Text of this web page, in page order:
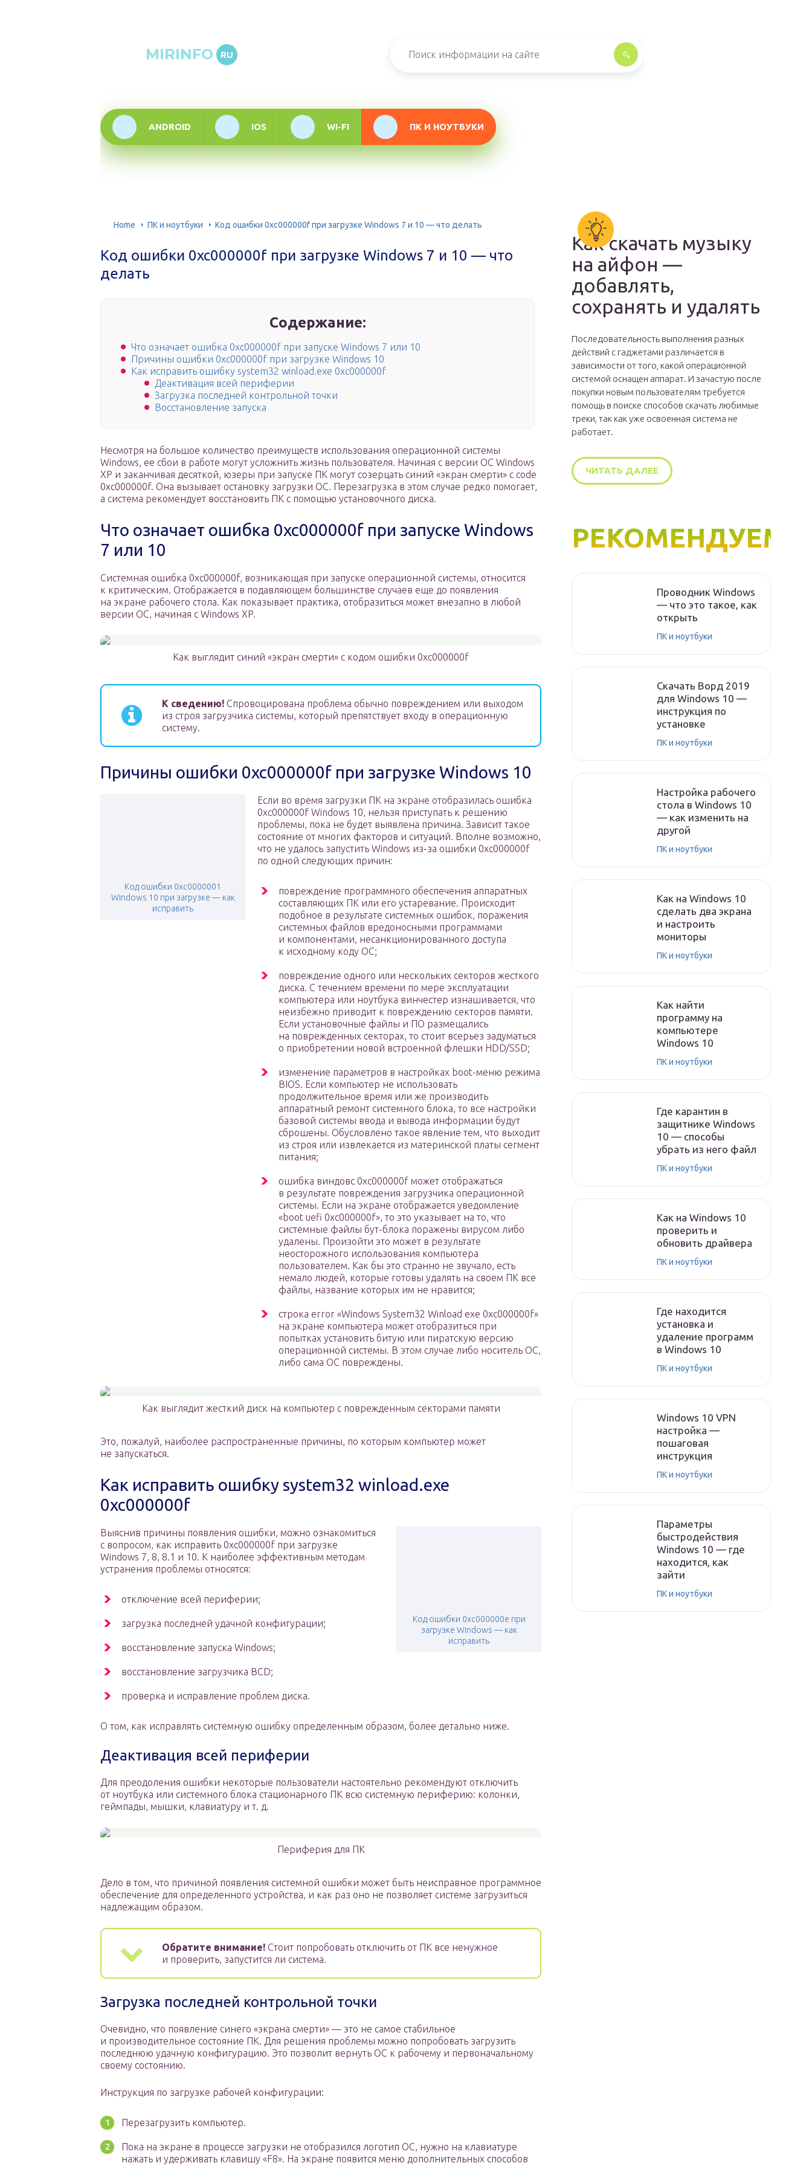
MIRINFO RU
ANDROID IOS WI-FI ПК И НОУТБУКИ
Home ПК и ноутбуки Код ошибки 0xc000000f при загрузке Windows 7 и 10 — что делать
Код ошибки 0xc000000f при загрузке Windows 7 и 10 — что
делать
Содержание:
Что означает ошибка 0xc000000f при запуске Windows 7 или 10
Причины ошибки 0xc000000f при загрузке Windows 10
Как исправить ошибку system32 winload.exe 0xc000000f
Деактивация всей периферии
Загрузка последней контрольной точки
Восстановление запуска
Несмотря на большое количество преимуществ использования операционной системы
Windows, ее сбои в работе могут усложнить жизнь пользователя. Начиная с версии ОС Windows
XP и заканчивая десяткой, юзеры при запуске ПК могут созерцать синий «экран смерти» с code
0xc000000f. Она вызывает остановку загрузки ОС. Перезагрузка в этом случае редко помогает,
а система рекомендует восстановить ПК с помощью установочного диска.
Что означает ошибка 0xc000000f при запуске Windows
7 или 10
Системная ошибка 0xc000000f, возникающая при запуске операционной системы, относится
к критическим. Отображается в подавляющем большинстве случаев еще до появления
на экране рабочего стола. Как показывает практика, отобразиться может внезапно в любой
версии ОС, начиная с Windows XP.
Как выглядит синий «экран смерти» с кодом ошибки 0xc000000f
К сведению! Спровоцирована проблема обычно повреждением или выходом
из строя загрузчика системы, который препятствует входу в операционную
систему.
Причины ошибки 0xc000000f при загрузке Windows 10
Код ошибки 0xc0000001
Windows 10 при загрузке — как
исправить
Если во время загрузки ПК на экране отобразилась ошибка
0xc000000f Windows 10, нельзя приступать к решению
проблемы, пока не будет выявлена причина. Зависит такое
состояние от многих факторов и ситуаций. Вполне возможно,
что не удалось запустить Windows из-за ошибки 0xc000000f
по одной следующих причин:
повреждение программного обеспечения аппаратных
составляющих ПК или его устаревание. Происходит
подобное в результате системных ошибок, поражения
системных файлов вредоносными программами
и компонентами, несанкционированного доступа
к исходному коду ОС;
повреждение одного или нескольких секторов жесткого
диска. С течением времени по мере эксплуатации
компьютера или ноутбука винчестер изнашивается, что
неизбежно приводит к повреждению секторов памяти.
Если установочные файлы и ПО размещались
на поврежденных секторах, то стоит всерьез задуматься
о приобретении новой встроенной флешки HDD/SSD;
изменение параметров в настройках boot-меню режима
BIOS. Если компьютер не использовать
продолжительное время или же производить
аппаратный ремонт системного блока, то все настройки
базовой системы ввода и вывода информации будут
сброшены. Обусловлено такое явление тем, что выходит
из строя или извлекается из материнской платы сегмент
питания;
ошибка виндовс 0xc000000f может отображаться
в результате повреждения загрузчика операционной
системы. Если на экране отображается уведомление
«boot uefi 0xc000000f», то это указывает на то, что
системные файлы бут-блока поражены вирусом либо
удалены. Произойти это может в результате
неосторожного использования компьютера
пользователем. Как бы это странно не звучало, есть
немало людей, которые готовы удалять на своем ПК все
файлы, название которых им не нравится;
строка error «Windows System32 Winload exe 0xc000000f»
на экране компьютера может отобразиться при
попытках установить битую или пиратскую версию
операционной системы. В этом случае либо носитель ОС,
либо сама ОС повреждены.
Как выглядит жесткий диск на компьютер с поврежденным секторами памяти
Это, пожалуй, наиболее распространенные причины, по которым компьютер может
не запускаться.
Как исправить ошибку system32 winload.exe
0xc000000f
Код ошибки 0xc000000e при
загрузке Windows — как
исправить
Выяснив причины появления ошибки, можно ознакомиться
с вопросом, как исправить 0xc000000f при загрузке
Windows 7, 8, 8.1 и 10. К наиболее эффективным методам
устранения проблемы относятся:
отключение всей периферии;
загрузка последней удачной конфигурации;
восстановление запуска Windows;
восстановление загрузчика BCD;
проверка и исправление проблем диска.
О том, как исправлять системную ошибку определенным образом, более детально ниже.
Деактивация всей периферии
Для преодоления ошибки некоторые пользователи настоятельно рекомендуют отключить
от ноутбука или системного блока стационарного ПК всю системную периферию: колонки,
геймпады, мышки, клавиатуру и т. д.
Периферия для ПК
Дело в том, что причиной появления системной ошибки может быть неисправное программное
обеспечение для определенного устройства, и как раз оно не позволяет системе загрузиться
надлежащим образом.
Обратите внимание! Стоит попробовать отключить от ПК все ненужное
и проверить, запустится ли система.
Загрузка последней контрольной точки
Очевидно, что появление синего «экрана смерти» — это не самое стабильное
и производительное состояние ПК. Для решения проблемы можно попробовать загрузить
последнюю удачную конфигурацию. Это позволит вернуть ОС к рабочему и первоначальному
своему состоянию.
Инструкция по загрузке рабочей конфигурации:
Перезагрузить компьютер.
Пока на экране в процессе загрузки не отобразился логотип ОС, нужно на клавиатуре
нажать и удерживать клавишу «F8». На экране появится меню дополнительных способов
Как скачать музыку
на айфон —
добавлять,
сохранять и удалять
Последовательность выполнения разных
действий с гаджетами различается в
зависимости от того, какой операционной
системой оснащен аппарат. И зачастую после
покупки новым пользователям требуется
помощь в поиске способов скачать любимые
треки, так как уже освоенная система не
работает.
ЧИТАТЬ ДАЛЕЕ
РЕКОМЕНДУЕМ
Проводник Windows
— что это такое, как
открыть
ПК и ноутбуки
Скачать Ворд 2019
для Windows 10 —
инструкция по
установке
ПК и ноутбуки
Настройка рабочего
стола в Windows 10
— как изменить на
другой
ПК и ноутбуки
Как на Windows 10
сделать два экрана
и настроить
мониторы
ПК и ноутбуки
Как найти
программу на
компьютере
Windows 10
ПК и ноутбуки
Где карантин в
защитнике Windows
10 — способы
убрать из него файл
ПК и ноутбуки
Как на Windows 10
проверить и
обновить драйвера
ПК и ноутбуки
Где находится
установка и
удаление программ
в Windows 10
ПК и ноутбуки
Windows 10 VPN
настройка —
пошаговая
инструкция
ПК и ноутбуки
Параметры
быстродействия
Windows 10 — где
находится, как
зайти
ПК и ноутбуки